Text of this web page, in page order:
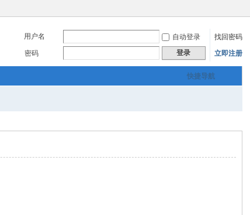
用户名 自动登录
找回密码
密码
登录 立即注册
快捷导航